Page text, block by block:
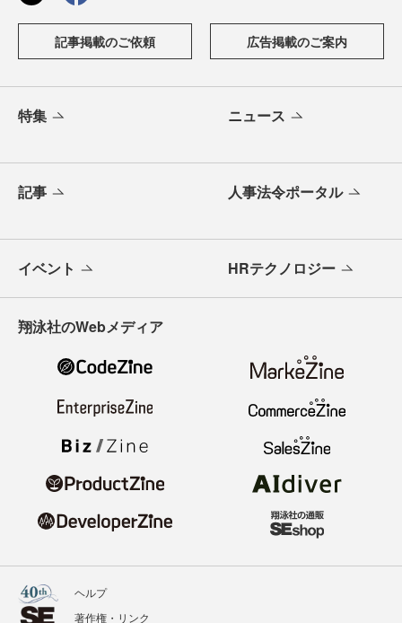
記事掲載のご依頼 広告掲載のご案内
特集 ニュース
記事 人事法令ポータル
イベント HRテクノロジー
翔泳社のWebメディア
ヘルプ
著作権・リンク